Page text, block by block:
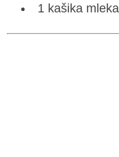
1 kašika mleka